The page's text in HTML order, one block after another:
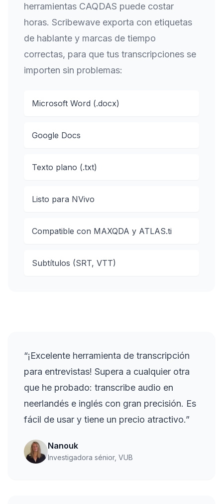
herramientas CAQDAS puede costar
horas. Scribewave exporta con etiquetas
de hablante y marcas de tiempo
correctas, para que tus transcripciones se
importen sin problemas:
Microsoft Word (.docx)
Google Docs
Texto plano (.txt)
Listo para NVivo
Compatible con MAXQDA y ATLAS.ti
Subtítulos (SRT, VTT)
“¡Excelente herramienta de transcripción
para entrevistas! Supera a cualquier otra
que he probado: transcribe audio en
neerlandés e inglés con gran precisión. Es
fácil de usar y tiene un precio atractivo.”
Nanouk
Investigadora sénior, VUB